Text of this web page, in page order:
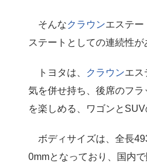
そんなクラウンエステー
ステートとしての連続性が
トヨタは、 クラウンエス
気を併せ持ち、後席のフ
を楽しめる、ワゴンとSUV
ボディサイズは、全長
0mmとなっており、国内